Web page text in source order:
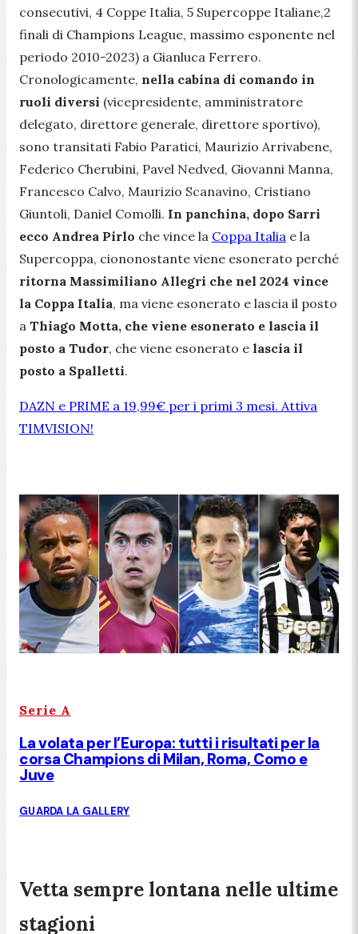
consecutivi, 4 Coppe Italia, 5 Supercoppe Italiane,2
finali di Champions League, massimo esponente nel
periodo 2010-2023) a Gianluca Ferrero.
Cronologicamente, nella cabina di comando in
ruoli diversi (vicepresidente, amministratore
delegato, direttore generale, direttore sportivo),
sono transitati Fabio Paratici, Maurizio Arrivabene,
Federico Cherubini, Pavel Nedved, Giovanni Manna,
Francesco Calvo, Maurizio Scanavino, Cristiano
Giuntoli, Daniel Comolli. In panchina, dopo Sarri
ecco Andrea Pirlo che vince la Coppa Italia e la
Supercoppa, ciononostante viene esonerato perché
ritorna Massimiliano Allegri che nel 2024 vince
la Coppa Italia, ma viene esonerato e lascia il posto
a Thiago Motta, che viene esonerato e lascia il
posto a Tudor, che viene esonerato e lascia il
posto a Spalletti.
DAZN e PRIME a 19,99€ per i primi 3 mesi. Attiva
TIMVISION!
Serie A
La volata per l’Europa: tutti i risultati per la
corsa Champions di Milan, Roma, Como e
Juve
GUARDA LA GALLERY
Vetta sempre lontana nelle ultime
stagioni